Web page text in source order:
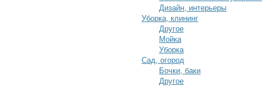
Дизайн, интерьеры
Уборка, клининг
Другое
Мойка
Уборка
Сад, огород
Бочки, баки
Другое